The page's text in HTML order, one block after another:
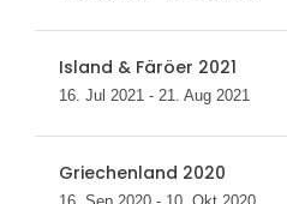
Island & Färöer 2021
16. Jul 2021 - 21. Aug 2021
Griechenland 2020